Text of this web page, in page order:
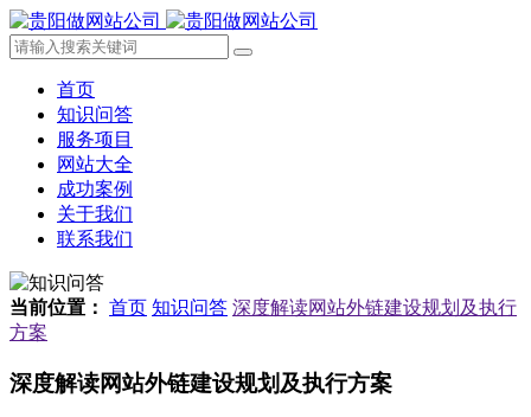
首页
知识问答
服务项目
网站大全
成功案例
关于我们
联系我们
当前位置： 首页 知识问答 深度解读网站外链建设规划及执行
方案
深度解读网站外链建设规划及执行方案